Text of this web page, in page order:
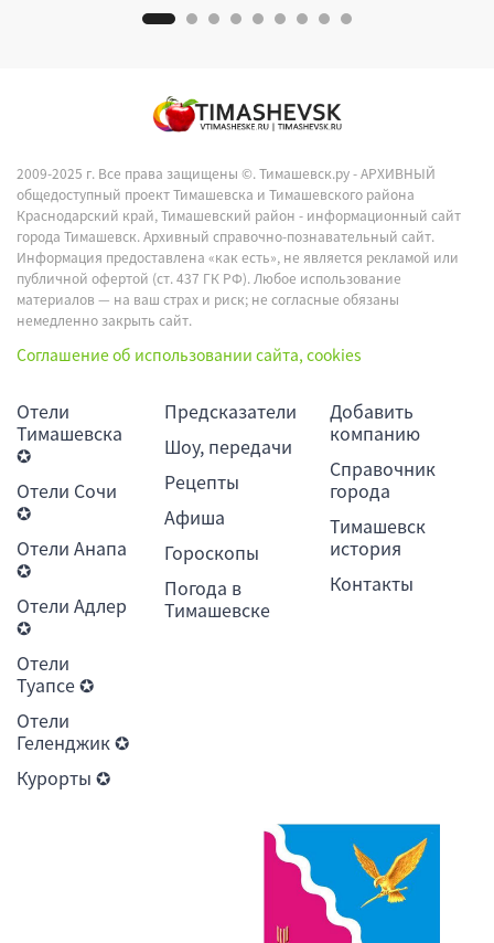
2009-2025 г. Все права защищены ©.Тимашевск.ру - АРХИВНЫЙ
общедоступный проект Тимашевска и Тимашевского района
Краснодарский край, Тимашевский район - информационный сайт
города Тимашевск. Архивный справочно-познавательный сайт.
Информация предоставлена «как есть», не является рекламой или
публичной офертой (ст. 437 ГК РФ). Любое использование
материалов — на ваш страх и риск; не согласные обязаны
немедленно закрыть сайт.
Соглашение об использовании сайта, cookies
Отели
Тимашевска
✪
Отели Сочи
✪
Отели Анапа
✪
Отели Адлер
✪
Отели
Туапсе ✪
Отели
Геленджик ✪
Курорты ✪
Предсказатели
Шоу, передачи
Рецепты
Афиша
Гороскопы
Погода в
Тимашевске
Добавить
компанию
Справочник
города
Тимашевск
история
Контакты